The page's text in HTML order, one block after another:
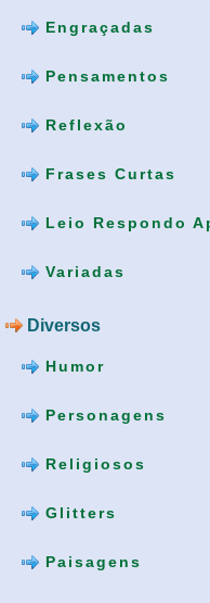
Engraçadas
Pensamentos
Reflexão
Frases Curtas
Leio Respondo
Variadas
Diversos
Humor
Personagens
Religiosos
Glitters
Paisagens